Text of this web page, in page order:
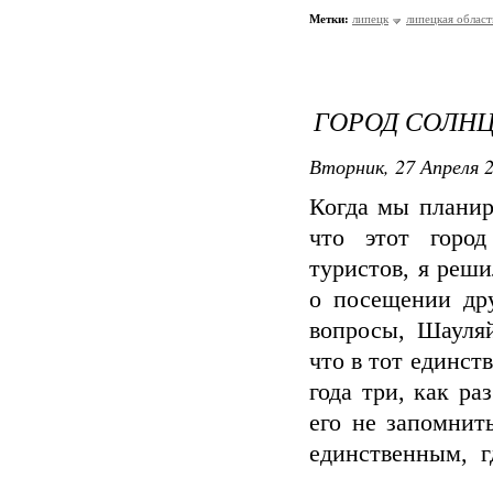
Метки: липецк липецкая
ГОРОД
Вторник, 27 Апреля
Когда мы
что этот
туристов, я
о посещении
вопросы,
что в тот
года три, как
его не
единственным,